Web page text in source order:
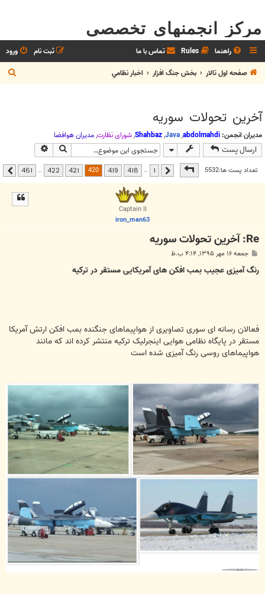
مرکز انجمنهای تخصصی
راهنما Rules تماس با ما ورود
ثبت نام
صفحه اول تالار
بخش جنگ افزار اخبار نظامي
ج
س
آخرين تحولات سوريه
مدیران انجمن: abdolmahdi
,
Java
,
Shahbaz
,شوراي نظارت,مديران هوافضا
ارسال پست جستجو
تعداد پست ها:5532
صفحه420
461 قبلی …
418
419
420
421
422
…
461 بعدی
Captain II
iron_man63
Re: آخرين تحولات سوريه
پ
ت
جمعه ۱۶ مهر ۱۳۹۵, ۴:۱۴ ب.ظ
رنگ آمیزی عجیب بمب افکن های آمریکایی مستقر در ترکیه
فعالان رسانه ای سوری تصاویری از هواپیماهای جنگنده بمب افکن ارتش آمریکا
مستقر در پایگاه نظامی هوایی اینجرلیک ترکیه منتشر کرده اند که مانند
هواپیماهای روسی رنگ آمیزی شده است